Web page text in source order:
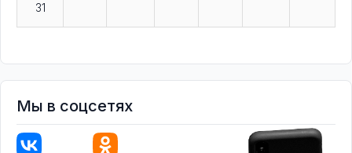
31
Мы в соцсетях